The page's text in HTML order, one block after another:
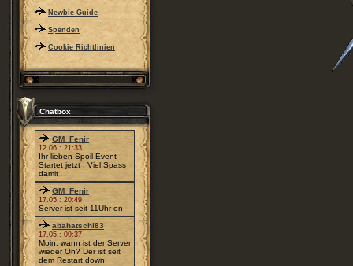
Newbie-Guide
Spenden
Cookie Richtlinien
Chatbox
GM_Fenir
12.06.: 21:33
Ihr lieben Spoil Event
Startet jetzt . Viel Spass
damit
GM_Fenir
17.05.: 20:49
Server ist seit 11Uhr on
abahatschi83
17.05.: 09:37
Moin, wann ist der Server
wieder On? Der ist seit
dem Restart down.